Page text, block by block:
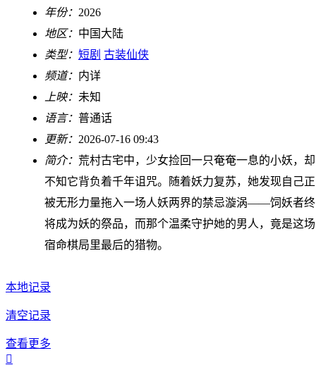
年份： 2026
地区： 中国大陆
类型： 短剧 古装仙侠
频道： 内详
上映： 未知
语言： 普通话
更新： 2026-07-16 09:43
简介： 荒村古宅中，少女捡回一只奄奄一息的小妖，却
不知它背负着千年诅咒。随着妖力复苏，她发现自己正
被无形力量拖入一场人妖两界的禁忌漩涡——饲妖者终
将成为妖的祭品，而那个温柔守护她的男人，竟是这场
宿命棋局里最后的猎物。
本地记录
清空记录
查看更多
